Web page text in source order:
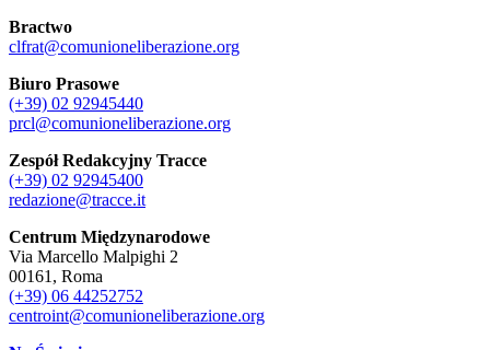
Bractwo
clfrat@comunioneliberazione.org
Biuro Prasowe
(+39) 02 92945440
prcl@comunioneliberazione.org
Zespół Redakcyjny Tracce
(+39) 02 92945400
redazione@tracce.it
Centrum Międzynarodowe
Via Marcello Malpighi 2
00161, Roma
(+39) 06 44252752
centroint@comunioneliberazione.org